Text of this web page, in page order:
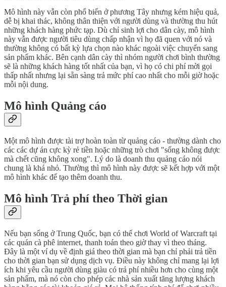
Mô hình này vẫn còn phổ biến ở phương Tây nhưng kém hiệu quả,
dễ bị khai thác, không thân thiện với người dùng và thường thu hút
những khách hàng phức tạp. Dù chỉ sinh lợi cho dân cày, mô hình
này vẫn được người tiêu dùng chấp nhận vì họ đã quen với nó và
thường không có bất kỳ lựa chọn nào khác ngoài việc chuyển sang
sản phẩm khác. Bên cạnh dân cày thì nhóm người chơi bình thường
sẽ là những khách hàng tốt nhất của bạn, vì họ có chi phí mời gọi
thấp nhất nhưng lại sẵn sàng trả mức phí cao nhất cho mỗi giờ hoặc
mỗi nội dung.
Mô hình Quảng cáo
Một mô hình được tài trợ hoàn toàn từ quảng cáo - thường dành cho
các các dự án cực kỳ rẻ tiền hoặc những trò chơi "sống không được
mà chết cũng không xong". Lý do là doanh thu quảng cáo nói
chung là khá nhỏ. Thường thì mô hình này được sẽ kết hợp với một
mô hình khác để tạo thêm doanh thu.
Mô hình Trả phí theo Thời gian
Nếu bạn sống ở Trung Quốc, bạn có thể chơi World of Warcraft tại
các quán cà phê internet, thanh toán theo giờ thay vì theo tháng.
Đây là một ví dụ về định giá theo thời gian mà bạn chỉ phải trả tiền
cho thời gian bạn sử dụng dịch vụ. Điều này không chỉ mang lại lợi
ích khi yêu cầu người dùng giàu có trả phí nhiều hơn cho cùng một
sản phẩm, mà nó còn cho phép các nhà sản xuất tăng lượng khách